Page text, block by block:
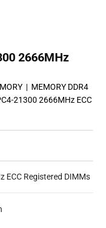
2666MHz
| MEMORY DDR4
21300 2666MHz ECC
ECC Registered DIMMs